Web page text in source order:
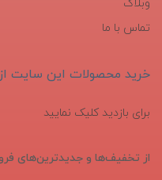
وبلاگ
تماس با ما
خرید محصولات این سایت از
برای بازدید کلیک نمایید
از تخفیف‌ها و جدیدترین‌های